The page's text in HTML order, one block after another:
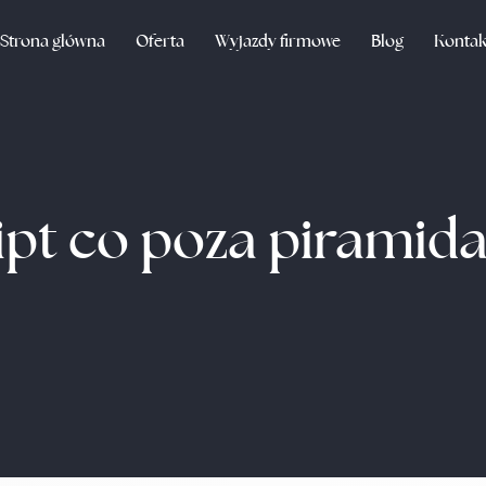
Strona główna Oferta Wyjazdy firmowe Blog
co poza